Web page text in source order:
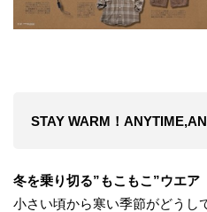
STAY WARM！
冬を乗り切る”もこもこ”ウエア
小さい頃から寒い季節がどうし